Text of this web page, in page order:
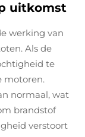
uitkomst
werking van
Als de
te
motoren.
normaal, wat
brandstof
verstoort